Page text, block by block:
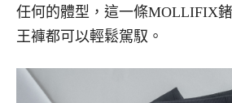
任何的體型，這一條MOLLIFIX
王褲都可以輕鬆駕馭。